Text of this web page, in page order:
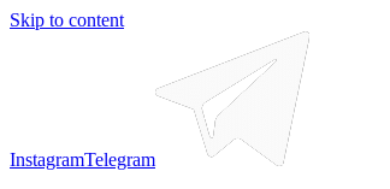
Skip to content
InstagramTelegram